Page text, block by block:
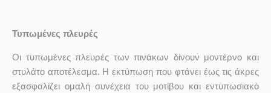
Τυπωμένες πλευρές
Οι τυπωμένες πλευρές των πινάκων δίνουν μοντέρνο και
στυλάτο αποτέλεσμα. Η εκτύπωση που φτάνει έως τις άκρες
εξασφαλίζει ομαλή συνέχεια του μοτίβου και εντυπωσιακό